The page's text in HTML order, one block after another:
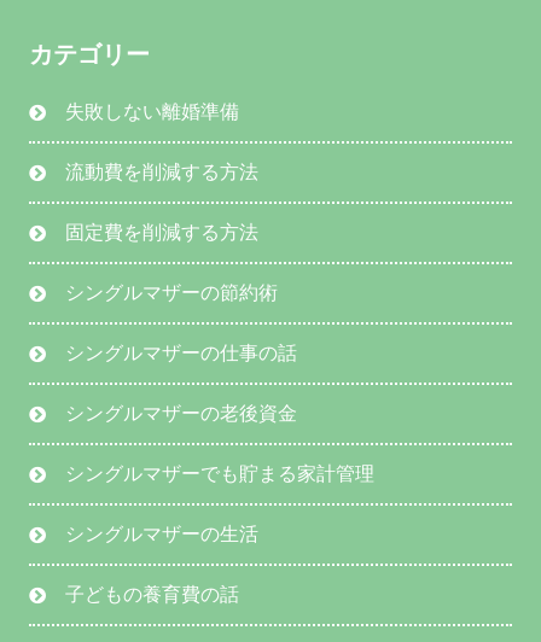
カテゴリー
失敗しない離婚準備
流動費を削減する方法
固定費を削減する方法
シングルマザーの節約術
シングルマザーの仕事の話
シングルマザーの老後資金
シングルマザーでも貯まる家計管理
シングルマザーの生活
子どもの養育費の話